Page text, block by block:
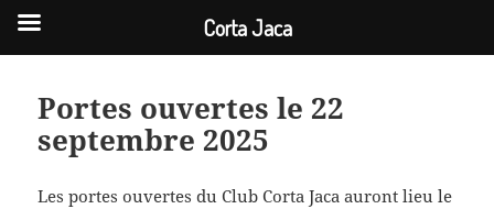
ClubPortes ouvertes le 22
septembre 2025
Les portes ouvertes du Club Corta Jaca auront lieu le
Corta Jaca